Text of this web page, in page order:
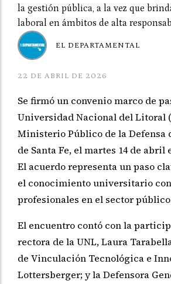
la gestión pública, a la vez que
laboral en ámbitos de alta
22 DE ABRIL DE 2026
EL DEPARTAMENTAL
Se firmó un convenio marco de
Universidad Nacional del Litoral
Ministerio Público de la Defensa
de Santa Fe, el martes 14 de abril
El acuerdo representa un paso
el conocimiento universitario
profesionales en el sector
El encuentro contó con la
rectora de la UNL, Laura
de Vinculación Tecnológica e
Lottersberger; y la Defensora